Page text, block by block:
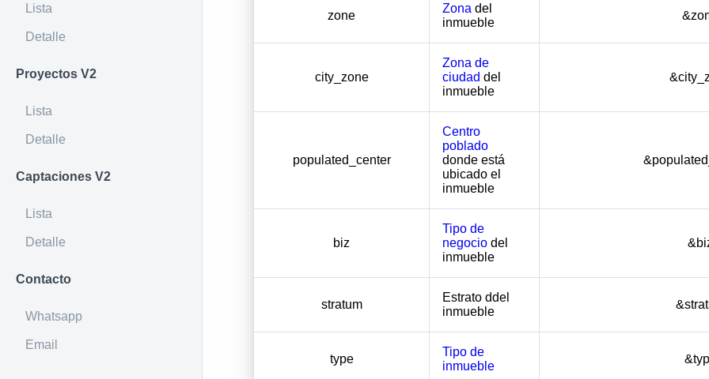
Lista
Detalle
Proyectos V2
Lista
Detalle
Captaciones V2
Lista
Detalle
Contacto
Whatsapp
Email
zone
Zona del
inmueble
city_zone
Zona de
ciudad del
inmueble
populated_center
Centro
poblado
donde está
ubicado el
inmueble
biz
Tipo de
negocio del
inmueble
stratum
Estrato ddel
inmueble
type
Tipo de
inmueble